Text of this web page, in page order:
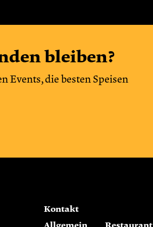
bleiben?
Events, die besten Speisen
Kontakt